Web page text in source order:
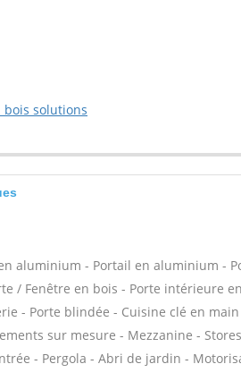
bois solutions
aluminium - Portail en aluminium -
/ Fenêtre en bois - Porte intérieure
- Porte blindée - Cuisine clé en
sur mesure - Mezzanine -
- Pergola - Abri de jardin -